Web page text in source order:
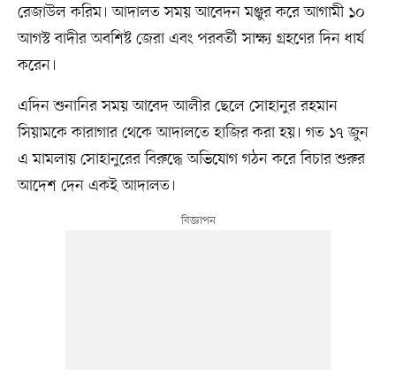
রেজাউল করিম। আদালত সময় আবেদন মঞ্জুর করে আগামী ১০
আগস্ট বাদীর অবশিষ্ট জেরা এবং পরবর্তী সাক্ষ্য গ্রহণের দিন ধার্য
করেন।
এদিন শুনানির সময় আবেদ আলীর ছেলে সোহানুর রহমান
সিয়ামকে কারাগার থেকে আদালতে হাজির করা হয়। গত ১৭ জুন
এ মামলায় সোহানুরের বিরুদ্ধে অভিযোগ গঠন করে বিচার শুরুর
আদেশ দেন একই আদালত।